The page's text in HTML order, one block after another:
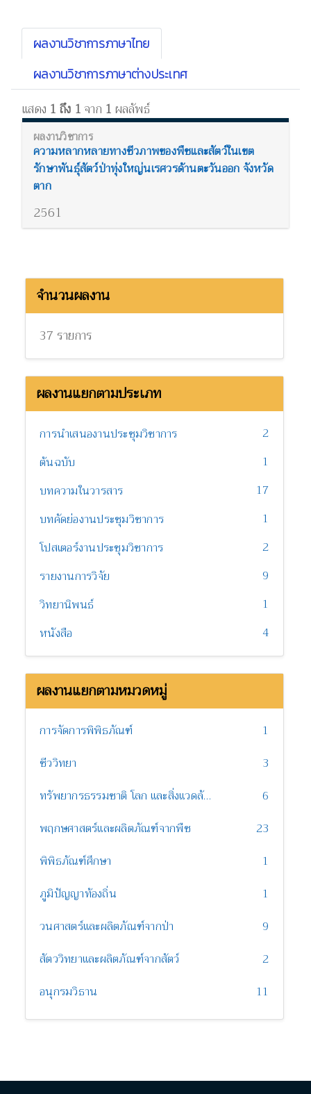
ผลงานวิชาการภาษาไทย
ผลงานวิชาการภาษาต่างประเทศ
แสดง 1 ถึง 1จาก 1 ผลลัพธ์
ความหลากหลายทางชีวภาพของพืชและสัตว์ในเขต
รักษาพันธุ์สัตว์ป่าทุ่งใหญ่นเรศวรด้านตะวันออก จังหวัด
ตาก
2561
จำนวนผลงาน
37 รายการ
ผลงานแยกตามประเภท
การนำเสนองานประชุมวิชาการ
2
ต้นฉบับ
1
บทความในวารสาร
17
บทคัดย่องานประชุมวิชาการ
1
โปสเตอร์งานประชุมวิชาการ
2
รายงานการวิจัย
9
วิทยานิพนธ์
1
หนังสือ
4
ผลงานแยกตามหมวดหมู่
การจัดการพิพิธภัณฑ์
1
ชีววิทยา
3
ทรัพยากรธรรมชาติ โลก และสิ่งแวดล้อม
6
พฤกษศาสตร์และผลิตภัณฑ์จากพืช
23
พิพิธภัณฑ์ศึกษา
1
ภูมิปัญญาท้องถิ่น
1
วนศาสตร์และผลิตภัณฑ์จากป่า
9
สัตววิทยาและผลิตภัณฑ์จากสัตว์
2
อนุกรมวิธาน
11